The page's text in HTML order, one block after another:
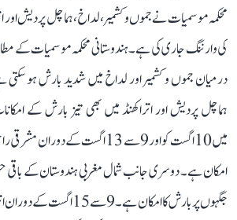
محکمہ موسمیات نے جموں و کشمیر، لداخ، ہماچل پردیش
ہماچل پردیش اور اتراکھنڈ میں بھی تیز بارش کے
میں 10 اگست کو اور 9 سے 13 اگست کے
امکان ہے۔ دوسری جانب شمال مغربی ہندوستان کے باقی